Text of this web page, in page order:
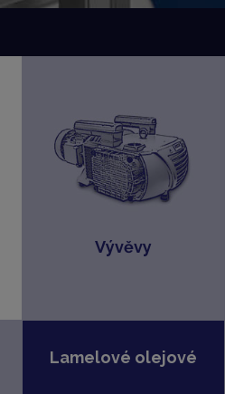
Vývěvy
Lamelové olejové